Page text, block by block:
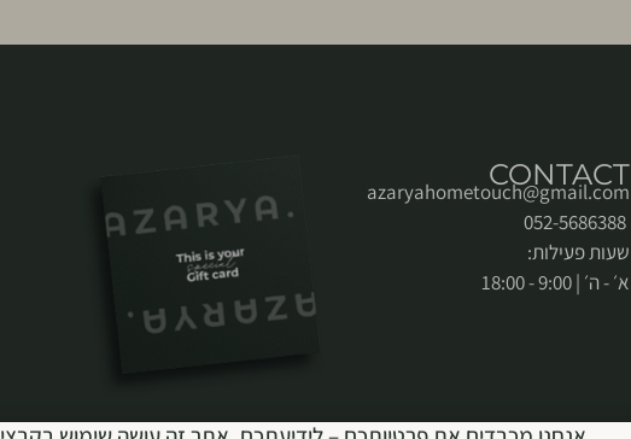
CONTACT
azaryahometouch@gmail.com
שעות פעילות:
א׳ - ה׳ | 9:00 - 18:00